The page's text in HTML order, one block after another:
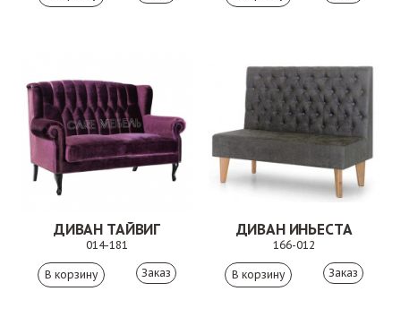
ДИВАН ТАЙВИГ
014-181
Заказ
ДИВАН ИНЬЕСТА
166-012
Заказ